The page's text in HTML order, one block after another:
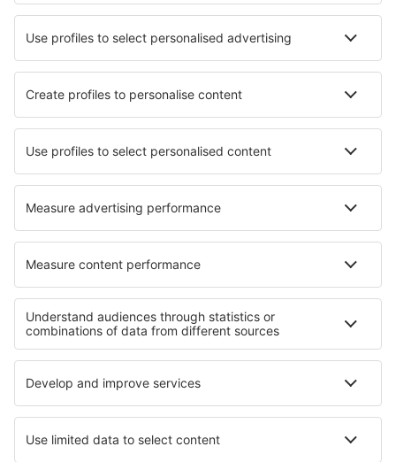
Mobiele app
Luchtvaartmaatschappijen
KLM
Ryanair
Air France
Wizz Air
Transavia
Over eSky
Algemene voorwaarden
Mijn boekingen
Privacykennisgeving
Ondersteuning en contact
Privacy